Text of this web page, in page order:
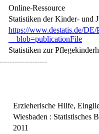
Online-Ressource
Statistiken der Kinder- und
https://www.destatis.de/
__blob=publicationFile
Statistiken zur
Erzieherische Hilfe,
Wiesbaden : Statistisches
2011